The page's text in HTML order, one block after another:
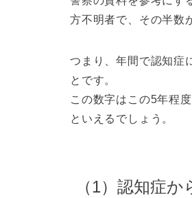
方不明者で、その半数
つまり、年間で認知症
とです。
この数字はこの5年程
といえるでしょう。
（1）認知症